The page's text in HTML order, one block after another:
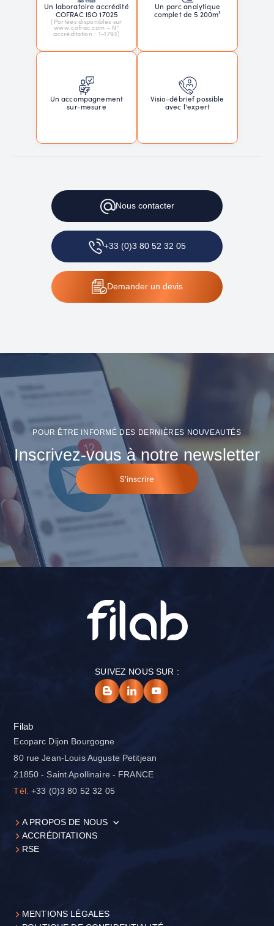
Un laboratoire accrédité
COFRAC ISO 17025
(Portées disponibles sur
www.cofrac.com - N°
accréditation : 1-1793)
Un parc analytique
complet de 5 200m²
Un accompagnement
sur-mesure
Visio-débrief possible
avec l'expert
Nous contacter
+33 (0)3 80 52 32 05
Demander un devis
POUR ÊTRE INFORMÉ DES DERNIÈRES NOUVEAUTÉS
Inscrivez-vous à notre newsletter
S'inscrire
SUIVEZ NOUS SUR :
Filab
Ecoparc Dijon Bourgogne
80 rue Jean-Louis Auguste Petitjean
21850 - Saint Apollinaire - FRANCE
Tél. +33 (0)3 80 52 32 05
A PROPOS DE NOUS
ACCRÉDITATIONS
RSE
MENTIONS LÉGALES